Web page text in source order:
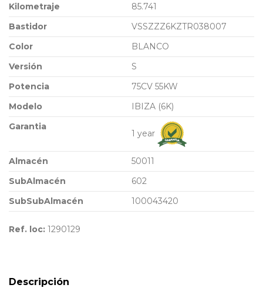
Kilometraje
85.741
Bastidor
VSSZZZ6KZTR038007
Color
BLANCO
Versión
S
Potencia
75CV 55KW
Modelo
IBIZA (6K)
Garantia
1 year
Almacén
50011
SubAlmacén
602
SubSubAlmacén
100043420
Ref. loc: 1290129
Descripción